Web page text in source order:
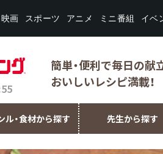
映画 スポーツ アニメ ミニ番組 イベ
簡単・便利で毎日の献
おいしいレシピ満載！
ル・食材から探す 先生から探す